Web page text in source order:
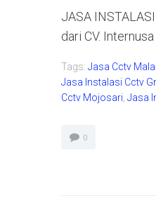
JASA
dari CV.
Tags: Jasa Cctv
Jasa Instalasi Cctv
Cctv Mojosari Jasa
0